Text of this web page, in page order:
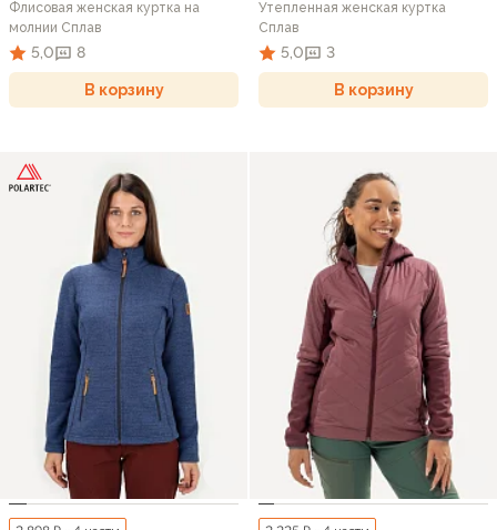
Флисовая женская куртка на
молнии Сплав
5,0 8
В корзину
Утепленная женская куртка
Сплав
5,0 3
В корзину